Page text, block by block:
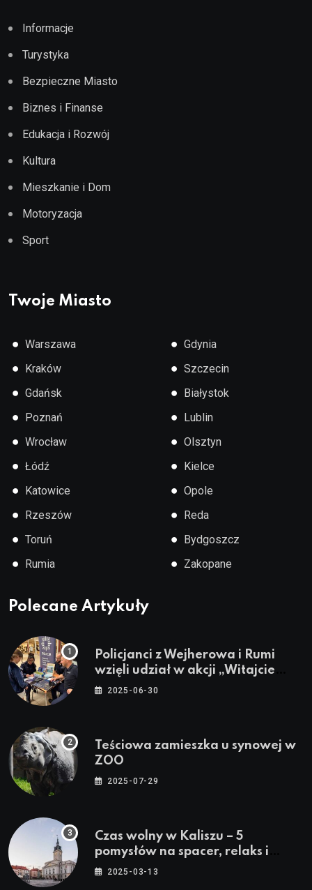
Informacje
Turystyka
Bezpieczne Miasto
Biznes i Finanse
Edukacja i Rozwój
Kultura
Mieszkanie i Dom
Motoryzacja
Sport
Twoje Miasto
● Warszawa
● Kraków
● Gdańsk
● Poznań
● Wrocław
● Łódź
● Katowice
● Rzeszów
● Toruń
● Rumia
● Gdynia
● Szczecin
● Białystok
● Lublin
● Olsztyn
● Kielce
● Opole
● Reda
● Bydgoszcz
● Zakopane
Polecane Artykuły
Policjanci z Wejherowa i Rumi
wzięli udział w akcji „Witajcie
Wakacje”
2025-06-30
Teściowa zamieszka u synowej w
ZOO
2025-07-29
Czas wolny w Kaliszu – 5
pomysłów na spacer, relaks i
rodzinne atrakcje
2025-03-13